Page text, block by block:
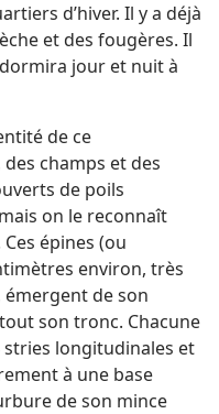
d’hiver. Il y a déjà
et des fougères. Il
jour et nuit à
de ce
champs et des
de poils
on le reconnaît
épines (ou
environ, très
de son
son tronc. Chacune
stries longitudinales et
à une base
de son mince